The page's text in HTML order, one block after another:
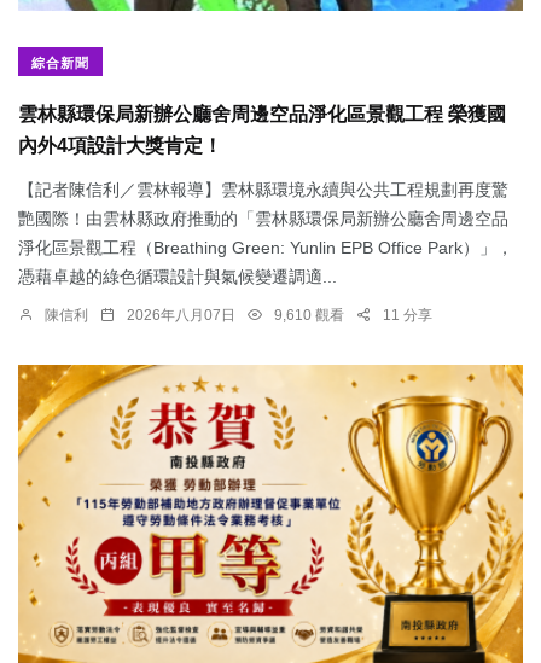
綜合新聞
雲林縣環保局新辦公廳舍周邊空品淨化區景觀工程 榮獲國
內外4項設計大獎肯定！
【記者陳信利／雲林報導】雲林縣環境永續與公共工程規劃再度驚
艷國際！由雲林縣政府推動的「雲林縣環保局新辦公廳舍周邊空品
淨化區景觀工程（Breathing Green: Yunlin EPB Office Park）」，
憑藉卓越的綠色循環設計與氣候變遷調適...
陳信利 2026年八月07日 9,610 觀看 11 分享